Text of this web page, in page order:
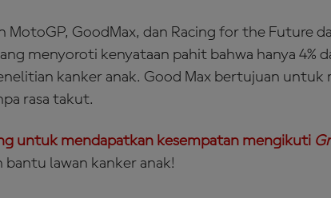
MotoGP, GoodMax, dan Racing for the Future
menyoroti kenyataan pahit bahwa hanya 4%
kanker anak. Good Max bertujuan untuk
rasa takut.
untuk mendapatkan kesempatan mengikuti
lawan kanker anak!